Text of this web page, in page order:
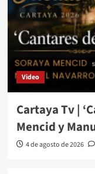
Video
Cartaya Tv |
Mencid y
4 de agosto de 2026